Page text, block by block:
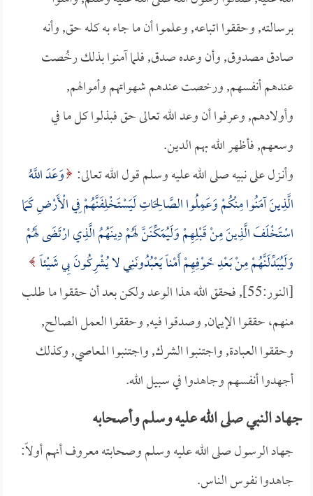
برسالته, وحققوا اتباعه, وعلموا أن ما جاء به كله حق, وأنه
صادق مصدوق, وأن وعده صدق, فلما آمنوا بذلك رخُصت
عندهم أنفسهم, ورخصت عندهم شهواتهم وأموالهم,
وأولادهم, وعرفوا أن وعد الله تعالى حق فبذلوا كل ما في
وسعهم, فأظهر الله بهم الدين.
وأنـزل على نبيه صلى الله عليه وسلم قول الله تعالى: وَعَدَ اللَّهُ
الَّذِينَ آمَنُوا مِنْكُمْ وَعَمِلُوا الصَّالِحَاتِ لَيَسْتَخْلِفَنَّهُمْ فِي الْأَرْضِ كَمَا
اسْتَخْلَفَ الَّذِينَ مِنْ قَبْلِهِمْ وَلَيُمَكِّنَنَّ لَهُمْ دِينَهُمُ الَّذِي ارْتَضَى لَهُمْ
وَلَيُبَدِّلَنَّهُمْ مِنْ بَعْدِ خَوْفِهِمْ أَمْناً يَعْبُدُونَنِي لا يُشْرِكُونَ بِي شَيْئاً
[النور:55], فحقق الله هذا الوعد ولكن بعد أن حققوا ما طلب
منهم، حققوا الإيمان, وصدقوا فيه, وحققوا العمل الصالح,
وحققوا العبادة, واجتنبوا الشرك, واجتنبوا المعاصي, وكذلك
أجهدوا أنفسهم وجاهدوا في سبيل الله.
جهاد النبي صلى الله عليه وسلم وأصحابه
جهاد الرسول صلى الله عليه وسلم وصحابته معروف أنهم أولاً:
جاهدوا نفوس الناس.